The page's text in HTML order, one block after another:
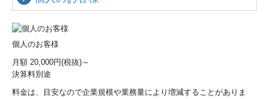
個人のお客様
月額 20,000円(税抜)～
決算料別途
料金は、目安なので企業規模や業務量により増減することがありま